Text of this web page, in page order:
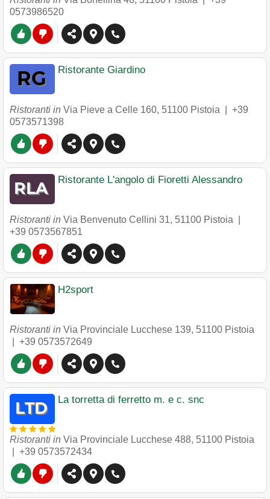
0573986520
Ristorante Giardino
Ristoranti in Via Pieve a Celle 160, 51100 Pistoia
+39
0573571398
Ristorante L'angolo di Fioretti Alessandro
Ristoranti in Via Benvenuto Cellini 31, 51100 Pistoia
+39 0573567851
H2sport
Ristoranti in Via Provinciale Lucchese 139, 51100 Pistoia
+39 0573572649
La torretta di ferretto m. e c. snc
Ristoranti in Via Provinciale Lucchese 488, 51100 Pistoia
+39 0573572434